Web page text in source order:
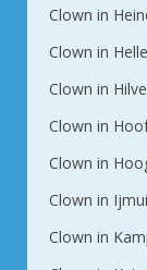
Clown in
Clown in
Clown in
Clown in
Clown in
Clown in
Clown in